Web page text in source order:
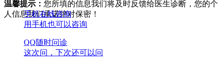
温馨提示： 您所填的信息我们将及时反馈给医生诊断，您的个
人信息我们承诺绝对保密！
手机在线咨询
用手机也可以咨询
QQ随时问诊
这次问，下次还可以问